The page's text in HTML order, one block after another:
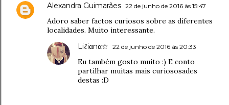
Alexandra Guimarães 22 de junho de 2016 às 15:47
Adoro saber factos curiosos sobre as diferentes
localidades. Muito interessante.
Liℓiαnα☆ 22 de junho de 2016 às 20:33
Eu também gosto muito :) E conto
partilhar muitas mais curiososades
destas :D